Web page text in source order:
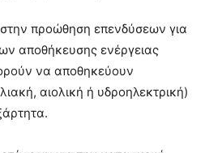
προώθηση επενδύσεων για
αποθήκευσης ενέργειας
να αποθηκεύουν
αιολική ή υδροηλεκτρική)